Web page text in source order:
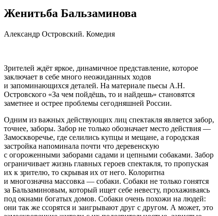
Женитьба Бальзаминова
Александр Островский. Комедия
Зрителей ждёт яркое, динамичное представление, которое
заключает в себе много неожиданных ходов
и запоминающихся деталей. На материале пьесы А.Н.
Островского «За чем пойдёшь, то и найдешь» становятся
заметнее и острее проблемы сегодняшней России.
Одним из важных действующих лиц спектакля является забор,
точнее, заборы. Забор не только обозначает место действия —
Замоскворечье, где селились купцы и мещане, а городская
застройка напоминала почти что деревенскую
с огороженными заборами садами и цепными собаками. Забор
ограничивает жизнь главных героев спектакля, то пропуская
их к зрителю, то скрывая их от него. Колоритна
и многозначна массовка — собаки. Собаки не только гонятся
за Бальзаминовым, который ищет себе невесту, прохаживаясь
под окнами богатых домов. Собаки очень похожи на людей:
они так же ссорятся и заигрывают друг с другом. А может, это